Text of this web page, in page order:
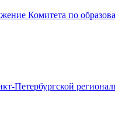
Комитета по